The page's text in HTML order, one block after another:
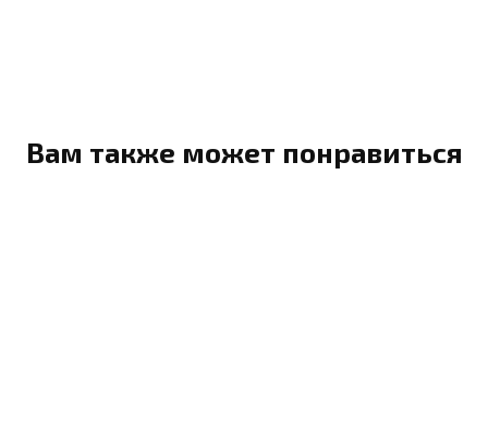
Вам также может понравиться